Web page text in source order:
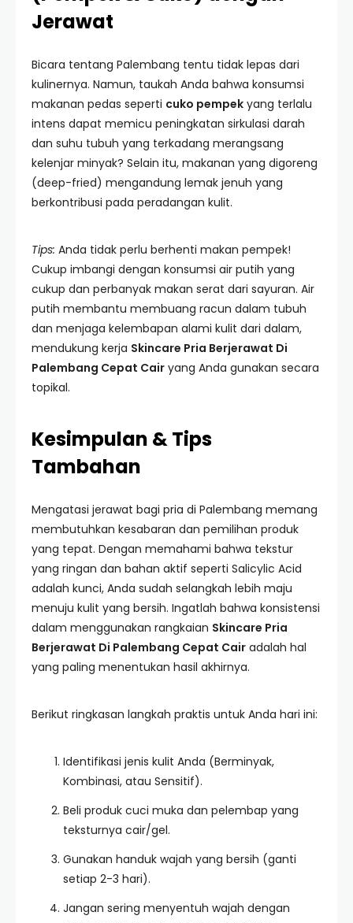
Jerawat
Bicara tentang Palembang tentu tidak lepas dari
kulinernya. Namun, taukah Anda bahwa konsumsi
makanan pedas seperti cuko pempek yang terlalu
intens dapat memicu peningkatan sirkulasi darah
dan suhu tubuh yang terkadang merangsang
kelenjar minyak? Selain itu, makanan yang digoreng
(deep-fried) mengandung lemak jenuh yang
berkontribusi pada peradangan kulit.
Tips: Anda tidak perlu berhenti makan pempek!
Cukup imbangi dengan konsumsi air putih yang
cukup dan perbanyak makan serat dari sayuran. Air
putih membantu membuang racun dalam tubuh
dan menjaga kelembapan alami kulit dari dalam,
mendukung kerja Skincare Pria Berjerawat Di
Palembang Cepat Cair yang Anda gunakan secara
topikal.
Kesimpulan & Tips
Tambahan
Mengatasi jerawat bagi pria di Palembang memang
membutuhkan kesabaran dan pemilihan produk
yang tepat. Dengan memahami bahwa tekstur
yang ringan dan bahan aktif seperti Salicylic Acid
adalah kunci, Anda sudah selangkah lebih maju
menuju kulit yang bersih. Ingatlah bahwa konsistensi
dalam menggunakan rangkaian Skincare Pria
Berjerawat Di Palembang Cepat Cair adalah hal
yang paling menentukan hasil akhirnya.
Berikut ringkasan langkah praktis untuk Anda hari ini:
Identifikasi jenis kulit Anda (Berminyak,
Kombinasi, atau Sensitif).
Beli produk cuci muka dan pelembap yang
teksturnya cair/gel.
Gunakan handuk wajah yang bersih (ganti
setiap 2-3 hari).
Jangan sering menyentuh wajah dengan